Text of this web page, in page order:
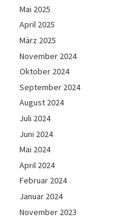
Mai 2025
April 2025
März 2025
November 2024
Oktober 2024
September 2024
August 2024
Juli 2024
Juni 2024
Mai 2024
April 2024
Februar 2024
Januar 2024
November 2023